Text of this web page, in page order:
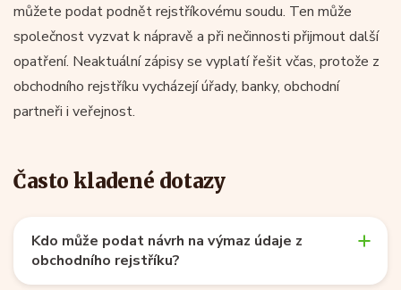
můžete podat podnět rejstříkovému soudu. Ten může
společnost vyzvat k nápravě a při nečinnosti přijmout další
opatření. Neaktuální zápisy se vyplatí řešit včas, protože z
obchodního rejstříku vycházejí úřady, banky, obchodní
partneři i veřejnost.
Často kladené dotazy
Kdo může podat návrh na výmaz údaje z
obchodního rejstříku?